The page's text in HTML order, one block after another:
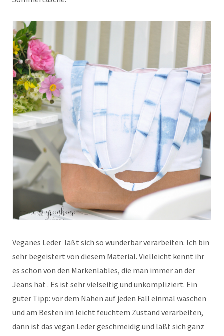
Veganes Leder läßt sich so wunderbar verarbeiten. Ich bin
sehr begeistert von diesem Material. Vielleicht kennt ihr
es schon von den Markenlables, die man immer an der
Jeans hat . Es ist sehr vielseitig und unkompliziert. Ein
guter Tipp: vor dem Nähen auf jeden Fall einmal waschen
und am Besten im leicht feuchtem Zustand verarbeiten,
dann ist das vegan Leder geschmeidig und läßt sich ganz